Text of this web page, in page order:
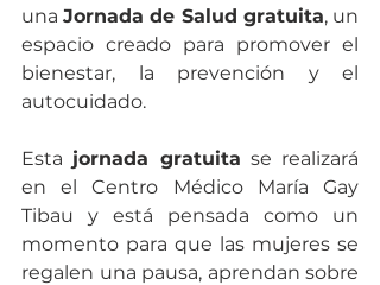
una Jornada de Salud gratuita, un
espacio creado para promover el
bienestar, la prevención y el
autocuidado.
Esta jornada gratuita se realizará
en el Centro Médico María Gay
Tibau y está pensada como un
momento para que las mujeres se
regalen una pausa, aprendan sobre